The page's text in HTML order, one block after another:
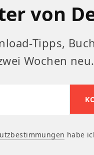
von
Tipps,
Wochen
habe